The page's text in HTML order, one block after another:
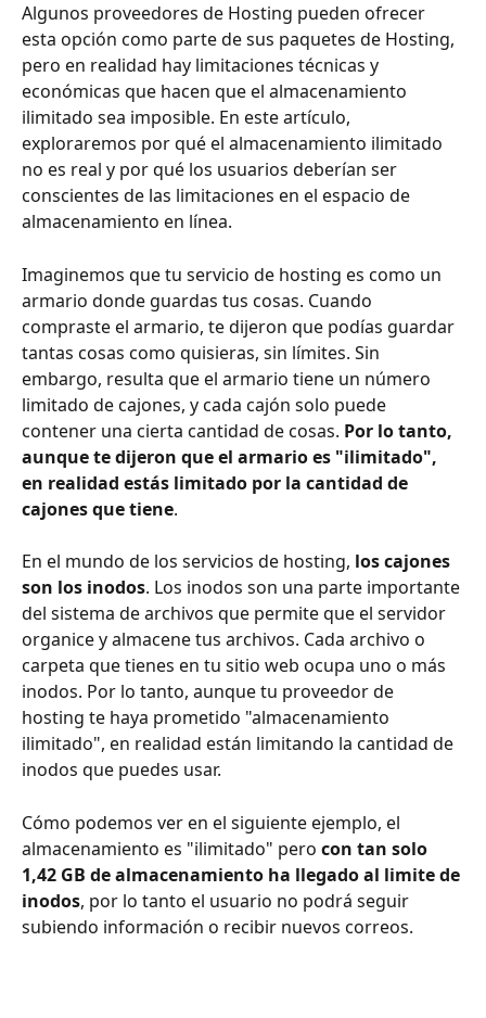
Algunos proveedores de Hosting pueden ofrecer
esta opción como parte de sus paquetes de Hosting,
pero en realidad hay limitaciones técnicas y
económicas que hacen que el almacenamiento
ilimitado sea imposible. En este artículo,
exploraremos por qué el almacenamiento ilimitado
no es real y por qué los usuarios deberían ser
conscientes de las limitaciones en el espacio de
almacenamiento en línea.
Imaginemos que tu servicio de hosting es como un
armario donde guardas tus cosas. Cuando
compraste el armario, te dijeron que podías guardar
tantas cosas como quisieras, sin límites. Sin
embargo, resulta que el armario tiene un número
limitado de cajones, y cada cajón solo puede
contener una cierta cantidad de cosas. Por lo tanto,
aunque te dijeron que el armario es "ilimitado",
en realidad estás limitado por la cantidad de
cajones que tiene.
En el mundo de los servicios de hosting, los cajones
son los inodos. Los inodos son una parte importante
del sistema de archivos que permite que el servidor
organice y almacene tus archivos. Cada archivo o
carpeta que tienes en tu sitio web ocupa uno o más
inodos. Por lo tanto, aunque tu proveedor de
hosting te haya prometido "almacenamiento
ilimitado", en realidad están limitando la cantidad de
inodos que puedes usar.
Cómo podemos ver en el siguiente ejemplo, el
almacenamiento es "ilimitado" pero con tan solo
1,42 GB de almacenamiento ha llegado al limite de
inodos, por lo tanto el usuario no podrá seguir
subiendo información o recibir nuevos correos.